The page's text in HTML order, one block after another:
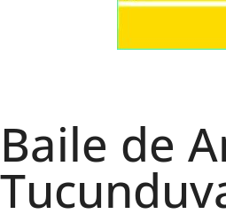
Baile de